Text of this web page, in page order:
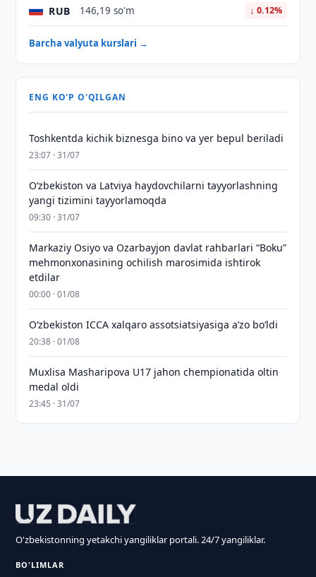
RUB 146,19 so'm ↓ 0.12%
Barcha valyuta kurslari →
ENG KO'P O'QILGAN
Toshkentda kichik biznesga bino va yer bepul beriladi
23:07 · 31/07
Oʻzbekiston va Latviya haydovchilarni tayyorlashning
yangi tizimini tayyorlamoqda
09:30 · 31/07
Markaziy Osiyo va Ozarbayjon davlat rahbarlari “Boku”
mehmonxonasining ochilish marosimida ishtirok
etdilar
00:00 · 01/08
O‘zbekiston ICCA xalqaro assotsiatsiyasiga aʼzo bo‘ldi
20:38 · 01/08
Muxlisa Masharipova U17 jahon chempionatida oltin
medal oldi
23:45 · 31/07
O'zbekistonning yetakchi yangiliklar portali. 24/7 yangiliklar.
BO'LIMLAR